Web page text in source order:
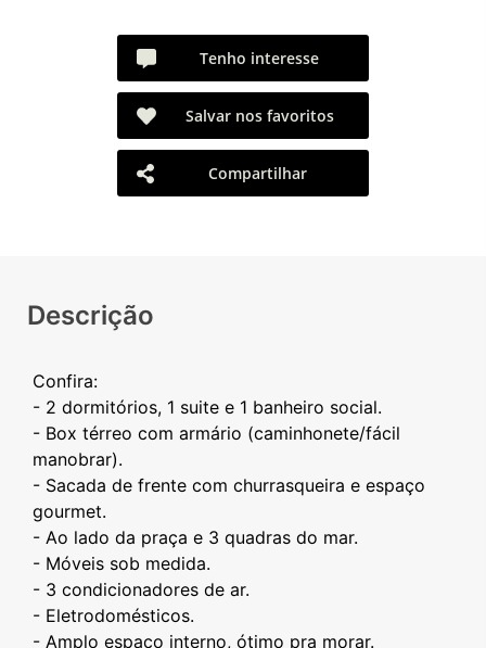
Tenho interesse
Salvar nos favoritos
Compartilhar
Descrição
Confira:
- 2 dormitórios, 1 suite e 1 banheiro social.
- Box térreo com armário (caminhonete/fácil
manobrar).
- Sacada de frente com churrasqueira e espaço
gourmet.
- Ao lado da praça e 3 quadras do mar.
- Móveis sob medida.
- 3 condicionadores de ar.
- Eletrodomésticos.
- Amplo espaço interno, ótimo pra morar.